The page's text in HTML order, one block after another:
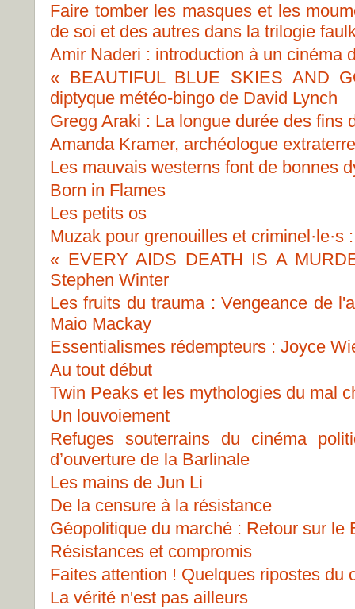
Faire tomber les masques et les
de soi et des autres dans la trilogie
Amir Naderi : introduction à un cinéma
« BEAUTIFUL BLUE SKIES AND
diptyque météo-bingo de David Lynch
Gregg Araki : La longue durée des fins
Amanda Kramer, archéologue
Les mauvais westerns font de bonnes
Born in Flames
Les petits os
Muzak pour grenouilles et criminel·le·s
« EVERY AIDS DEATH IS A
Stephen Winter
Les fruits du trauma : Vengeance de
Maio Mackay
Essentialismes rédempteurs : Joyce
Au tout début
Twin Peaks et les mythologies du mal
Un louvoiement
Refuges souterrains du cinéma
d’ouverture de la Barlinale
Les mains de Jun Li
De la censure à la résistance
Géopolitique du marché : Retour sur le
Résistances et compromis
Faites attention ! Quelques ripostes du
La vérité n'est pas ailleurs